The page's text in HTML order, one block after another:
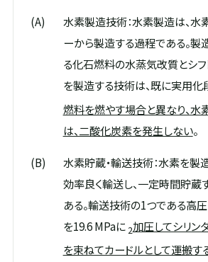
(A)
水素製造技術：水素製造は、水
ーから製造する過程である。製
る化石燃料の水蒸気改質とシ
を製造する技術は、既に実用化
燃料を燃やす場合と異なり、水
は、二酸化炭素を発生しない。
(B)
水素貯蔵・輸送技術：水素を製
効率良く輸送し、一定時間貯蔵
ある。輸送技術の1つである高
を19.6 MPaに2加圧してシリン
を束ねてカードルとして運搬す